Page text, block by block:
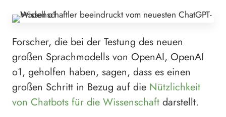
Forscher, die bei der Testung des neuen
großen Sprachmodells von OpenAI, OpenAI
o1, geholfen haben, sagen, dass es einen
großen Schritt in Bezug auf die Nützlichkeit
von Chatbots für die Wissenschaft darstellt.